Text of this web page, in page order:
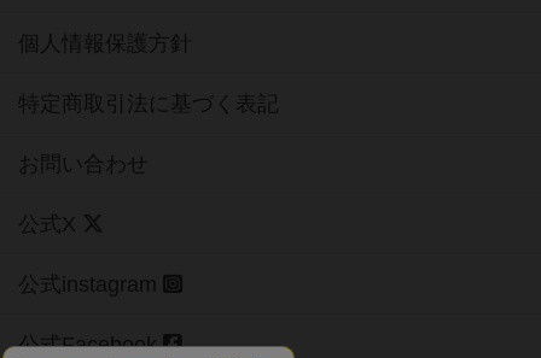
個人情報保護方針
特定商取引法に基づく表記
お問い合わせ
公式X
公式instagram
公式Facebook